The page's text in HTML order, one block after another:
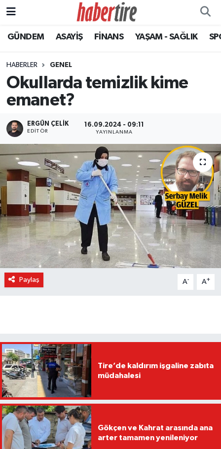
GÜNDEM ASAYİŞ FİNANS YAŞAM - SAĞLIK
HABERLER GENEL
Okullarda temizlik kime
emanet?
ERGÜN ÇELIK
EDITÖR
16.09.2024 - 09:11
YAYINLANMA
Paylaş A- A+
Tire’de kaldırım işgaline zabıta
müdahalesi
Gökçen ve Kahrat arasında ana
arter tamamen yenileniyor
Tire Nöbetçi Eczaneler
Tire Hava Durumu
Tire Trafik Yoğunluk Haritası
Son Dakika Haberleri
Haber Arşivi